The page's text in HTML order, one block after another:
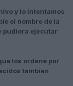
y lo intentamos
el nombre de la
pudiera ejecutar
los ordene por
tambien